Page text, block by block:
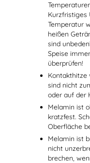
Kurzfristiges
Temperatur
heißen
sind
Speise
überprüfen!
Kontakthitze
sind nicht
oder auf der
Melamin ist
kratzfest.
Oberfläche
Melamin ist
nicht
brechen,